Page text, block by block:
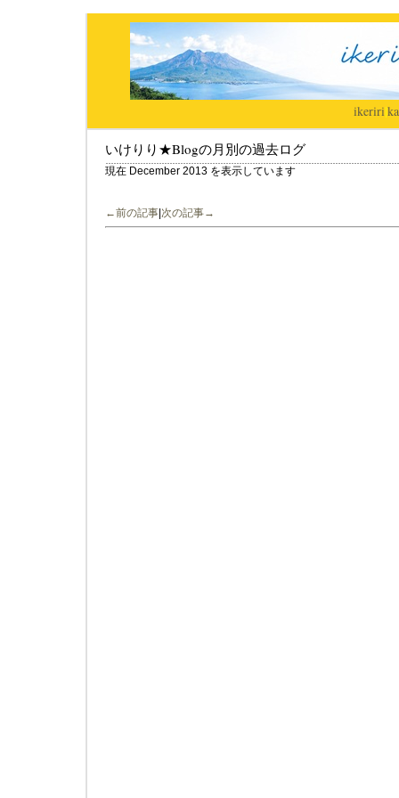
ikeriri|
いけりり★Blogの月別の過去ログ
現在 December 2013 を表示しています
←前の記事 次の記事→